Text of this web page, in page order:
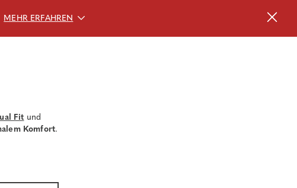
MEHR ERFAHREN
Fit und
Komfort.